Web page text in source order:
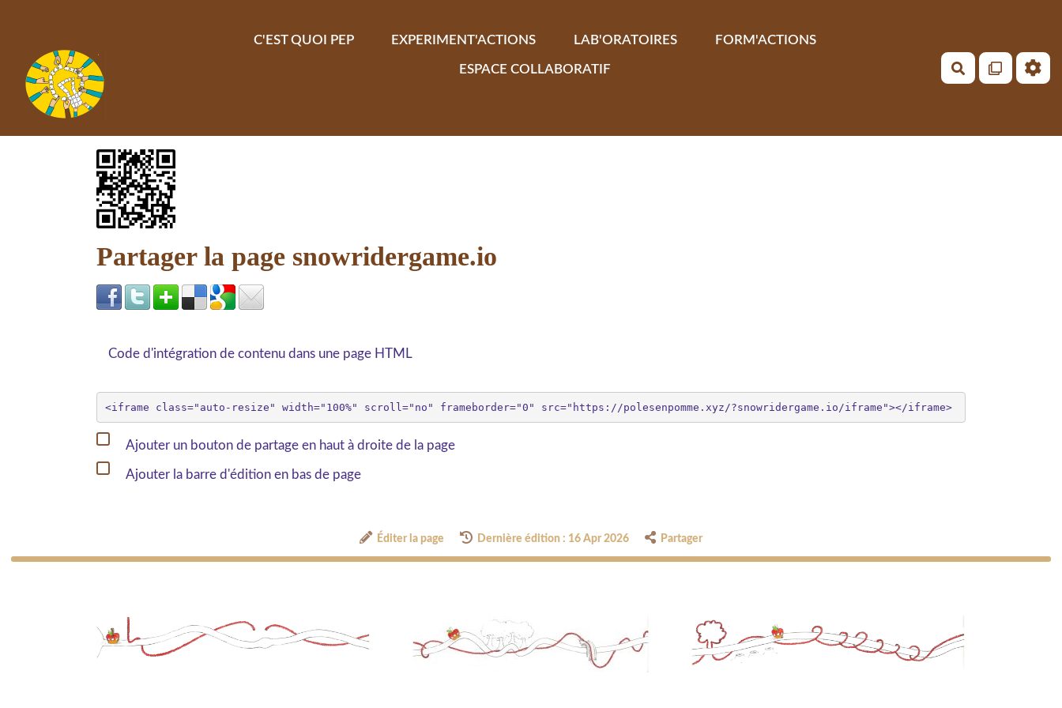
C'EST QUOI PEP
EXPERIMENT'ACTIONS LAB'ORATOIRES FORM'ACTIONS
ESPACE COLLABORATIF Rechercher
Partager la page snowridergame.io
Code d'intégration de contenu dans une page HTML
<iframe class="auto-resize" width="100%" scroll="no" frameborder="0" src="https://polesenpomme.xyz/?snowridergame.io/iframe"></iframe>
Ajouter un bouton de partage en haut à droite de la page
Ajouter la barre d'édition en bas de page
Éditer la page Dernière édition : 16 Apr 2026 Partager